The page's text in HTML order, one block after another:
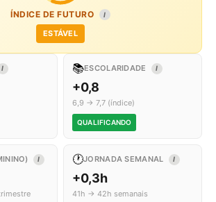
ÍNDICE DE FUTURO I
ESTÁVEL
I 📚ESCOLARIDADE I
+0,8
6,9 → 7,7 (índice)
QUALIFICANDO
I 🕐JORNADA SEMANAL I
+0,3h
41h → 42h semanais